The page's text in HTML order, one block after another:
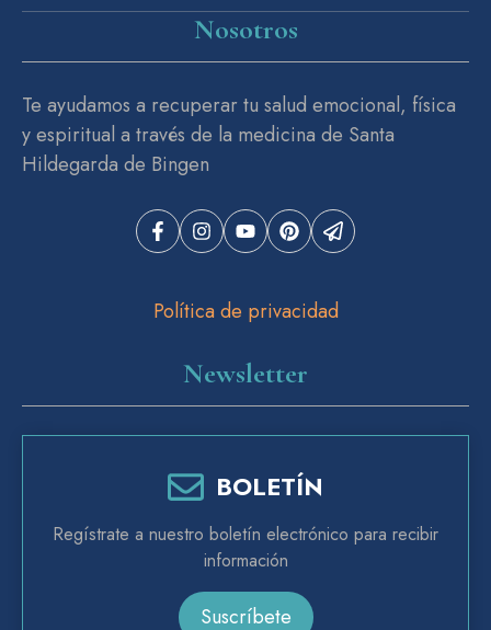
Nosotros
Te ayudamos a recuperar tu salud emocional, física
y espiritual a través de la medicina de Santa
Hildegarda de Bingen
Política de privacidad
Newsletter
BOLETÍN
Regístrate a nuestro boletín electrónico para recibir
información
Suscríbete